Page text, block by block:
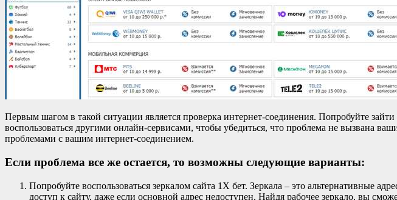
Первым шагом в такой ситуации является проверка интернет-соединения. Попробуйте
воспользоваться другими онлайн-сервисами, чтобы убедиться, что проблема не вызвана
проблемами с вашим интернет-соединением.
Если проблема все же остается, то возможны следующие варианты:
Попробуйте воспользоваться зеркалом сайта 1X бет. Зеркала – это альтернативные
доступ к сайту, даже если основной адрес недоступен. Найдя рабочее зеркало, вы